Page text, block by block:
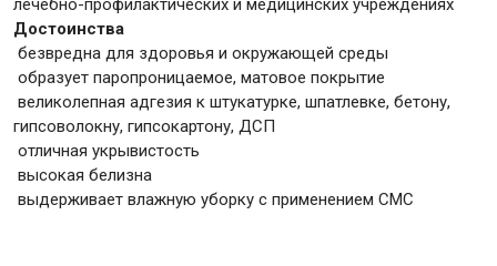
лечебно-профилактических и медицинских учреждениях
Достоинства
безвредна для здоровья и окружающей среды
образует паропроницаемое, матовое покрытие
великолепная адгезия к штукатурке, шпатлевке, бетону,
гипсоволокну, гипсокартону, ДСП
отличная укрывистость
высокая белизна
выдерживает влажную уборку с применением CMC
Канаты, шнуры
Всё для дома и сада
Товары для бани и сауны